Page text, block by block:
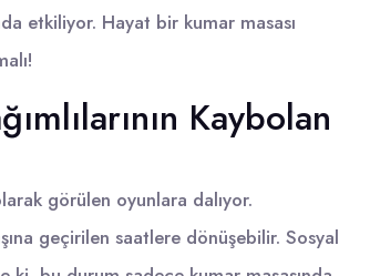
etkiliyor. Hayat bir kumar masası
Kaybolan
görülen oyunlara dalıyor.
geçirilen saatlere dönüşebilir. Sosyal